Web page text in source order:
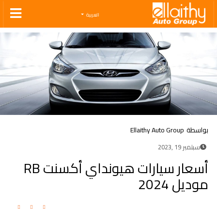
Ellaithy Auto Group
العربية
بواسطة Ellaithy Auto Group
سبتمبر 19 ,2023
أسعار سيارات هيونداي أكسنت RB
موديل 2024